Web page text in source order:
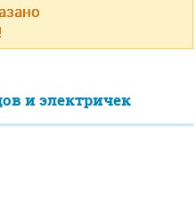
и электричек